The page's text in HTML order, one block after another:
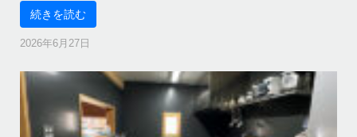
続きを読む
2026年6月27日